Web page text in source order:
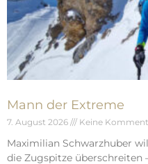
Mann der Extreme
7. August 2026 Keine
Maximilian Schwarzhuber
die Zugspitze überschreiten